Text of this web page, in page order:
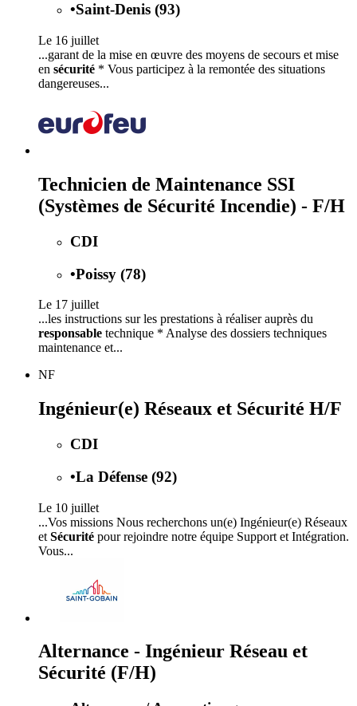
•Saint-Denis (93)
Le 16 juillet
...garant de la mise en œuvre des moyens de secours et mise
en sécurité * Vous participez à la remontée des situations
dangereuses...
Technicien de Maintenance SSI
(Systèmes de Sécurité Incendie) - F/H
CDI
•Poissy (78)
Le 17 juillet
...les instructions sur les prestations à réaliser auprès du
responsable technique * Analyse des dossiers techniques
maintenance et...
NF
Ingénieur(e) Réseaux et Sécurité H/F
CDI
•La Défense (92)
Le 10 juillet
...Vos missions Nous recherchons un(e) Ingénieur(e) Réseaux
et Sécurité pour rejoindre notre équipe Support et Intégration.
Vous...
Alternance - Ingénieur Réseau et
Sécurité (F/H)